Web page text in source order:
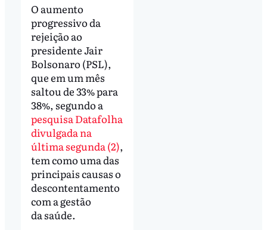
O aumento
progressivo da
rejeição ao
presidente Jair
Bolsonaro (PSL),
que em um mês
saltou de 33% para
38%, segundo a
pesquisa Datafolha
divulgada na
última segunda (2),
tem como uma das
principais causas o
descontentamento
com a gestão
da saúde.